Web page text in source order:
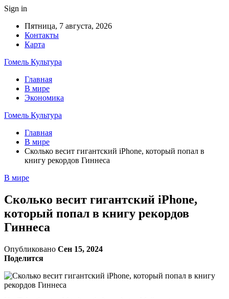
Sign in
Пятница, 7 августа, 2026
Контакты
Карта
Гомель Культура
Главная
В мире
Экономика
Гомель Культура
Главная
В мире
Сколько весит гигантский iPhone, который попал в
книгу рекордов Гиннеса
В мире
Сколько весит гигантский iPhone,
который попал в книгу рекордов
Гиннеса
Опубликовано Сен 15, 2024
Поделится